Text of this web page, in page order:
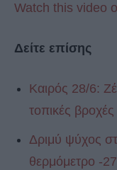
Watch this video
Δείτε επίσης
Καιρός 28/6:
τοπικές βροχές
Δριμύ ψύχος
θερμόμετρο -